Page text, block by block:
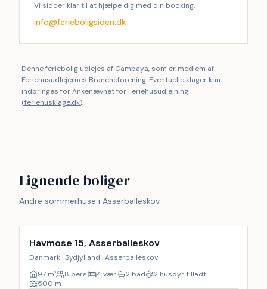
Vi sidder klar til at hjælpe dig med din booking.
info@ferieboligsiden.dk
Denne feriebolig udlejes af Campaya, som er medlem af
Feriehusudlejernes Brancheforening. Eventuelle klager kan
indbringes for Ankenævnet for Feriehusudlejning
(feriehusklage.dk).
Lignende boliger
Andre sommerhuse i Asserballeskov
Havmose 15, Asserballeskov
Danmark · Sydjylland · Asserballeskov
97 m² 8 pers. 4 vær. 2 bad
2 husdyr tilladt
500 m